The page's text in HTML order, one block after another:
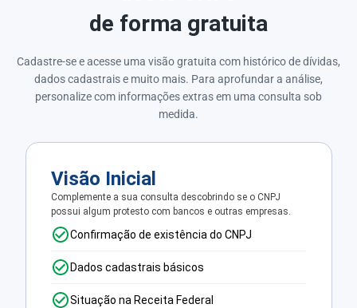
de forma gratuita
Cadastre-se e acesse uma visão gratuita com histórico de dívidas,
dados cadastrais e muito mais. Para aprofundar a análise,
personalize com informações extras em uma consulta sob
medida.
Visão Inicial
Complemente a sua consulta descobrindo se o CNPJ
possui algum protesto com bancos e outras empresas.
Confirmação de existência do CNPJ
Dados cadastrais básicos
Situação na Receita Federal